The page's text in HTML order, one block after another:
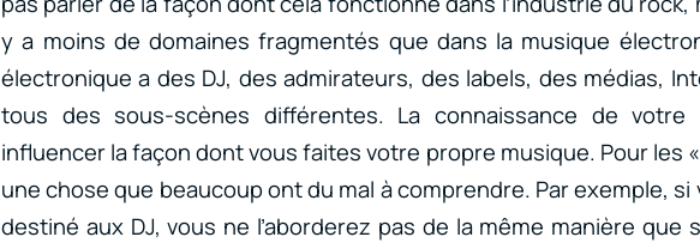
y a moins de domaines fragmentés que dans la musique
électronique a des DJ, des admirateurs, des labels, des médias,
tous des sous-scènes différentes. La connaissance de
influencer la façon dont vous faites votre propre musique. Pour les
une chose que beaucoup ont du mal à comprendre. Par exemple,
destiné aux DJ, vous ne l’aborderez pas de la même manière que